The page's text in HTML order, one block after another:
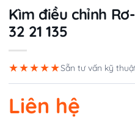
Kìm điều chỉnh
32 21 135
★★★★★Sẵn tư vấn kỹ
Liên hệ